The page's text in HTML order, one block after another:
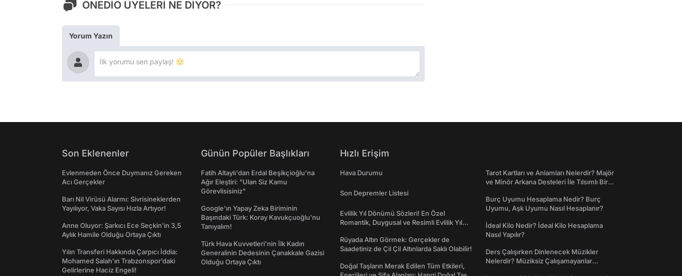
ONEDİO ÜYELERİ NE DİYOR?
Yorum Yazın
Son Eklenenler
Evlenmeden Önce Duymanız Gereken
Acı Gerçekler
Barı Nil Virüsü Alarmı: Sivrisineklerden
Yayılıyor, Vaka Sayısı Hızla Artıyor!
Anne Oluyor: Şarkıcı Ece Seçkin'in 3,5
Aylık Hamile Olduğu Ortaya Çıktı
Yılın Transferi Hakkında Çarpıcı İddia:
Mohamed Salah'ın Trabzonspor’daki
Gelirlerine Haciz Engeli!
Günün Popüler Başlıkları
Fatih Altaylı'dan Erdal Beşikçioğlu'na
Ağır Eleştiri: "Ulan Siz Kamu
Görevlisisiniz"
Google'ın Yapay Zeka Biriminin
Başındaki Türk: Koray Kavukçuoğlu'nu
Tanıyalım!
Türk Hava Kuvvetleri'nin İlk Kadın
Generalinin Dedesinin Çanakkale Gazisi
Olduğu Ortaya Çıktı
Hızlı Erişim
Hava Durumu
Son Depremler Listesi
Evlilik Yıl Dönümü Sözleri! En Özel
Romantik, Duygusal ve Resimli Evlilik Yıl
Rüyada Altın Görmek: Gerçekler de
Saadetiniz de Çil Çil Altınlarda Saklı Olabilir!
Doğal Taşların Merak Edilen Tüm Etkileri,
Tarot Kartları ve Anlamları Nelerdir? Majör
ve Minör Arkana Desteleri İle Tılsımlı Bir
Burç Uyumu Hesaplama Nedir? Burç
Uyumu, Aşk Uyumu Nasıl Hesaplanır?
İdeal Kilo Nedir? İdeal Kilo Hesaplama
Nasıl Yapılır?
Ders Çalışırken Dinlenecek Müzikler
Nelerdir? Müziksiz Çalışamayanlar